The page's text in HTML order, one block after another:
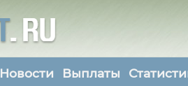
Новости Выплаты